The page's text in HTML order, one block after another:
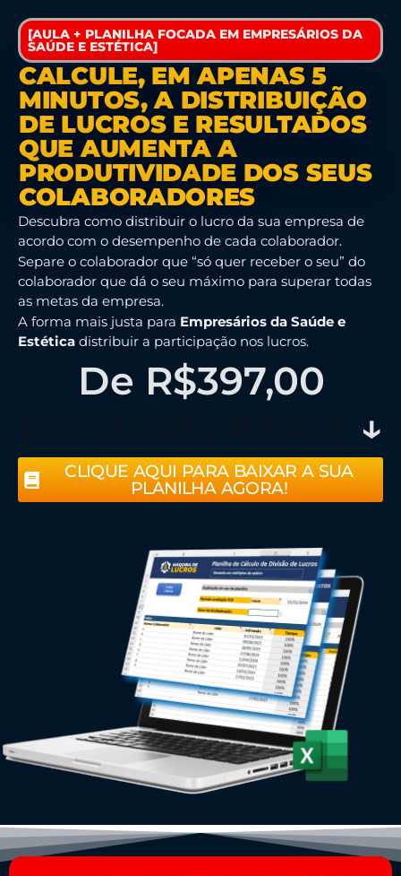
[AULA + PLANILHA FOCADA EM EMPRESÁRIOS DA
SAÚDE E ESTÉTICA]
CALCULE, EM APENAS 5
MINUTOS, A DISTRIBUIÇÃO
DE LUCROS E RESULTADOS
QUE AUMENTA A
PRODUTIVIDADE DOS SEUS
COLABORADORES
Descubra como distribuir o lucro da sua empresa de
acordo com o desempenho de cada colaborador.
Separe o colaborador que “só quer receber o seu” do
colaborador que dá o seu máximo para superar todas
as metas da empresa.
A forma mais justa para Empresários da Saúde e
Estética distribuir a participação nos lucros.
De R$397,00
↓
CLIQUE AQUI PARA BAIXAR A SUA
PLANILHA AGORA!